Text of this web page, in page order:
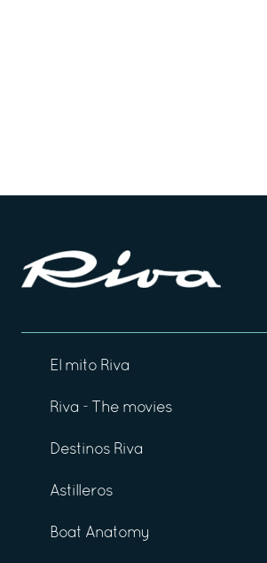
El mito Riva
Riva - The movies
Destinos Riva
Astilleros
Boat Anatomy